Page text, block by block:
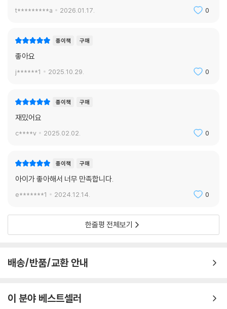
t*********a 2026.01.17. 0
종이책 구매
좋아요
j******1 2025.10.29. 0
종이책 구매
재밌어요
c****v 2025.02.02. 0
종이책 구매
아이가 좋아해서 너무 만족합니다.
e*******1 2024.12.14. 0
한줄평 전체보기
배송/반품/교환 안내
이 분야 베스트셀러